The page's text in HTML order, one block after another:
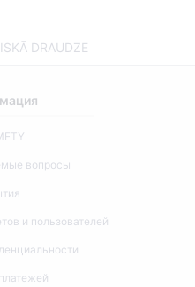
DRAUDZE
вопросы
и пользователей